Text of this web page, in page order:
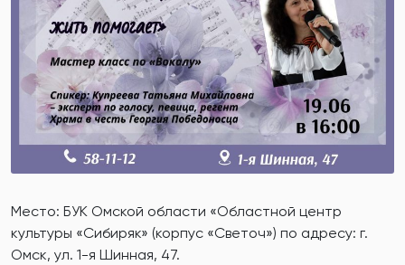
Место: БУК Омской области «Областной центр
культуры «Сибиряк» (корпус «Светоч») по адресу: г.
Омск, ул. 1-я Шинная, 47.